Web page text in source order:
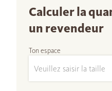
Calculer la
un revendeur
Ton espace